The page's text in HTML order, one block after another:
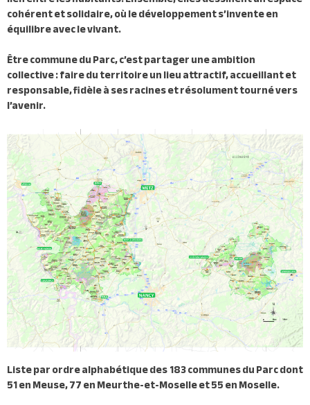
cohérent et solidaire, où le développement s’invente en
équilibre avec le vivant.
Être commune du Parc, c’est partager une ambition
collective : faire du territoire un lieu attractif, accueillant et
responsable, fidèle à ses racines et résolument tourné vers
l’avenir.
Liste par ordre alphabétique des 183 communes du Parc dont
51 en Meuse, 77 en Meurthe-et-Moselle et 55 en Moselle.